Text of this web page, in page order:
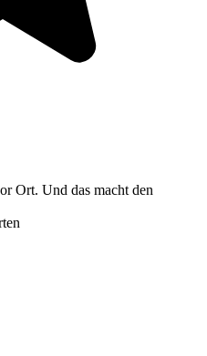
Ort. Und das macht den